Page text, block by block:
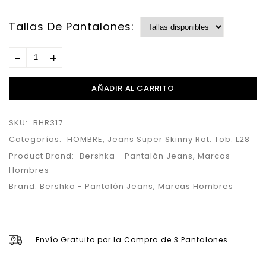
Tallas De Pantalones:
AÑADIR AL CARRITO
SKU: BHR317
Categorías: HOMBRE, Jeans Super Skinny Rot. Tob. L28
Product Brand: Bershka - Pantalón Jeans, Marcas
Hombres
Brand: Bershka - Pantalón Jeans, Marcas Hombres
Envío Gratuito por la Compra de 3 Pantalones.